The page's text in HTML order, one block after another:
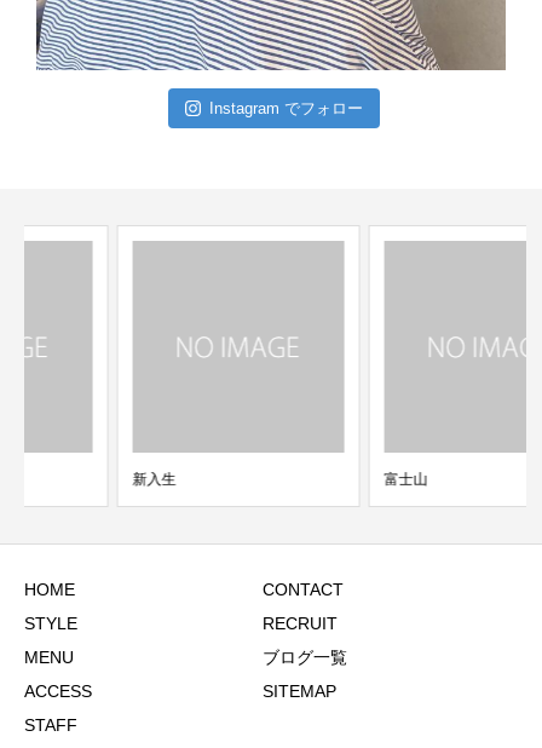
Instagram でフォロー
HOME
STYLE
MENU
ACCESS
STAFF
CONTACT
RECRUIT
ブログ一覧
SITEMAP